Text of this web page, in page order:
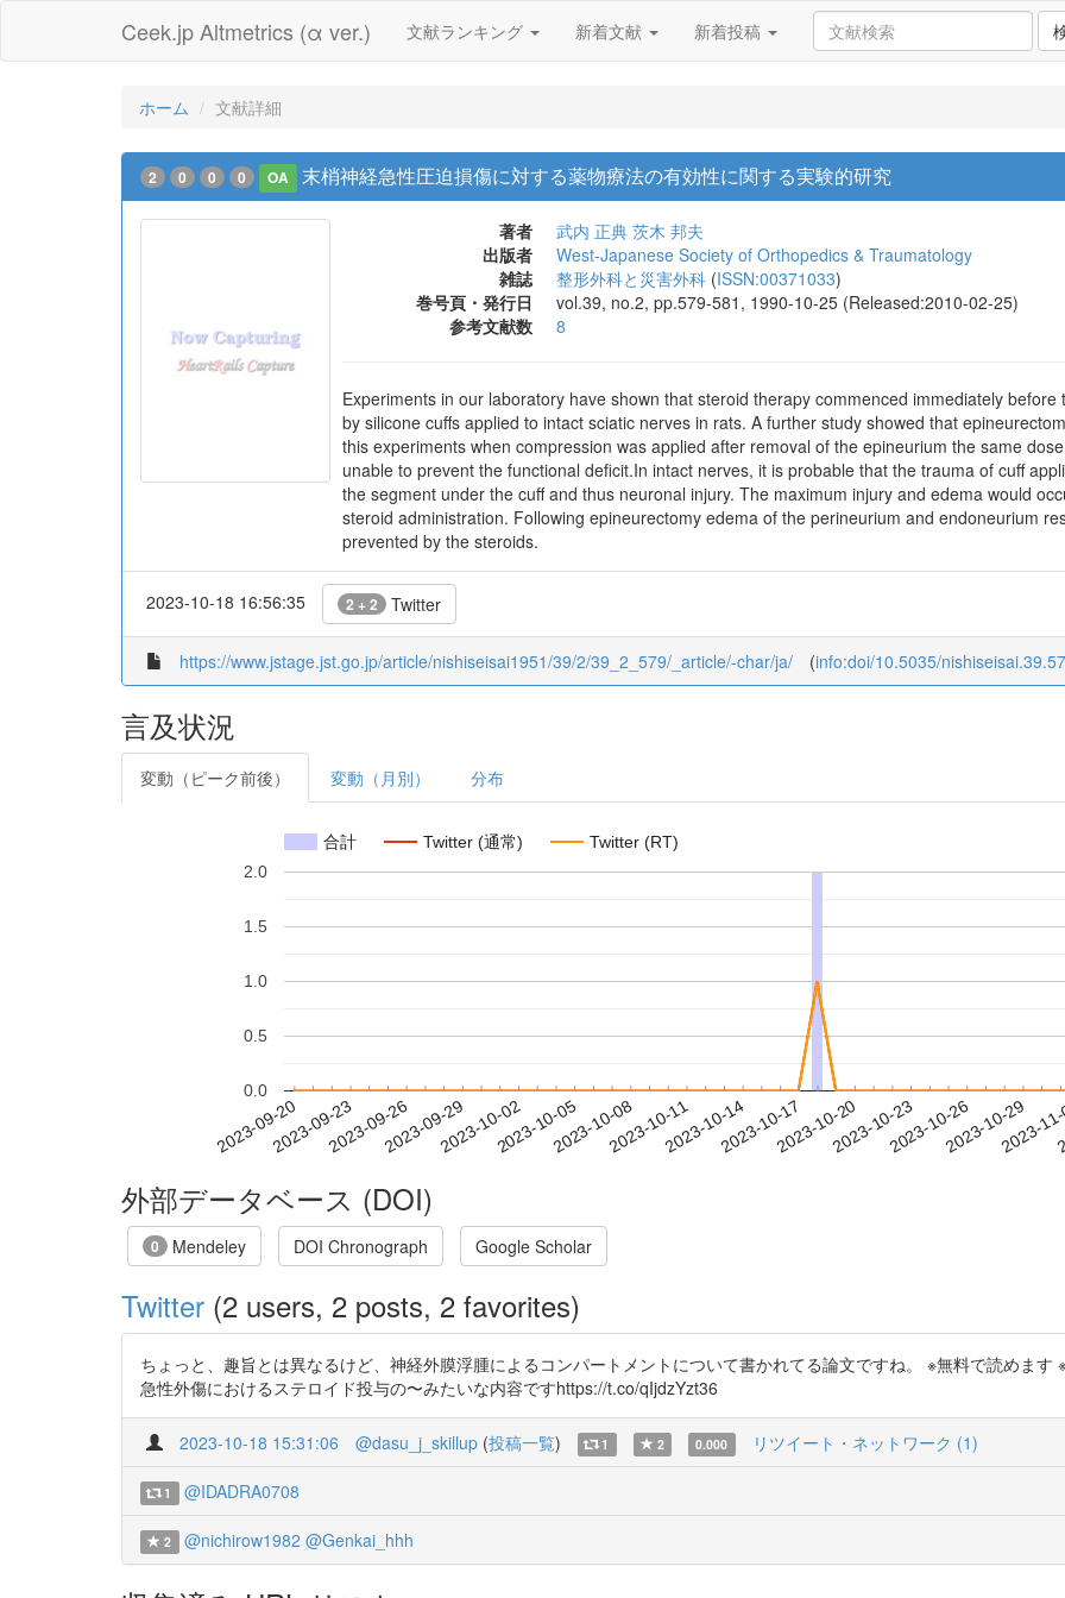
Ceek.jp Altmetrics (α ver.) 文献ランキング 新着文献 新着投稿
ホーム 文献詳細
2 0 0 0 OA 末梢神経急性圧迫損傷に対する薬物療法の有効性に関する実験的研究
著者 武内 正典 茨木 邦夫
出版者
West-Japanese Society of Orthopedics & Traumatology
雑誌
整形外科と災害外科 (ISSN:00371033)
巻号頁・発行日
vol.39, no.2, pp.579-581, 1990-10-25 (Released:2010-02-25)
参考文献数
8
Experiments in our laboratory have shown that steroid therapy commenced immediately
by silicone cuffs applied to intact sciatic nerves in rats. A further study showed that
this experiments when compression was applied after removal of the epineurium the same
unable to prevent the functional deficit.In intact nerves, it is probable that the trauma of cuff
the segment under the cuff and thus neuronal injury. The maximum injury and edema would
steroid administration. Following epineurectomy edema of the perineurium and endoneurium
prevented by the steroids.
2023-10-18 16:56:35 2 + 2 Twitter
https://www.jstage.jst.go.jp/article/nishiseisai1951/39/2/39_2_579/_article/-char/ja/ (info:doi/10.5035/
言及状況
変動（ピーク前後） 変動（月別） 分布
合計 Twitter (通常) Twitter (RT)
2023-09-202023-09-232023-09-262023-09-292023-10-022023-10-052023-10-082023-10-112023-10-142023-10-172023-10-202023-10-232023-10-262023-10-29
2023-
0.0
0.5
1.0
1.5
2.0
外部データベース (DOI)
0 Mendeley DOI Chronograph Google Scholar
Twitter (2 users, 2 posts, 2 favorites)
ちょっと、趣旨とは異なるけど、神経外膜浮腫によるコンパートメントについて書かれてる論文ですね。 ※無料で読めま
急性外傷におけるステロイド投与の〜みたいな内容ですhttps://t.co/qIjdzYzt36
2023-10-18 15:31:06 @dasu_j_skillup (投稿一覧) 1 2 0.000 リツイート・ネットワーク (1)
1 @IDADRA0708
2 @nichirow1982 @Genkai_hhh